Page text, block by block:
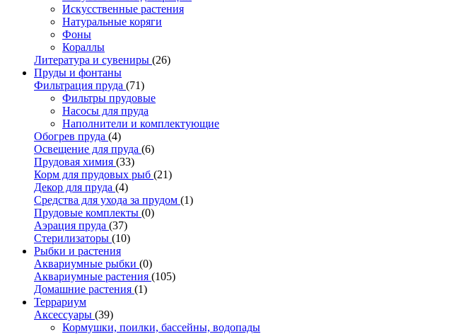
Искусственные растения
Натуральные коряги
Фоны
Кораллы
Литература и сувениры (26)
Пруды и фонтаны
Фильтрация пруда (71)
Фильтры прудовые
Насосы для пруда
Наполнители и комплектующие
Обогрев пруда (4)
Освещение для пруда (6)
Прудовая химия (33)
Корм для прудовых рыб (21)
Декор для пруда (4)
Средства для ухода за прудом (1)
Прудовые комплекты (0)
Аэрация пруда (37)
Стерилизаторы (10)
Рыбки и растения
Аквариумные рыбки (0)
Аквариумные растения (105)
Домашние растения (1)
Террариум
Аксессуары (39)
Кормушки, поилки, бассейны, водопады